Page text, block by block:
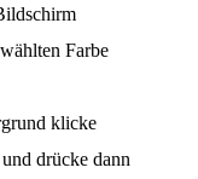
Farbe
klicke
drücke dann